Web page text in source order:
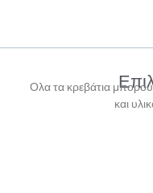
Ολα τα κρεβάτια
και